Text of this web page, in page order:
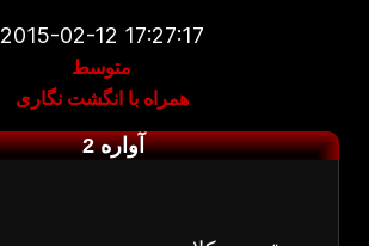
2015-02-12 17:27:17
متوسط
همراه با انگشت نگاری
آواره 2